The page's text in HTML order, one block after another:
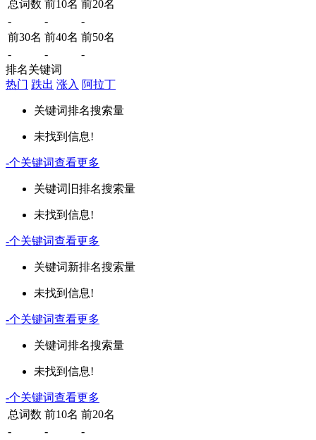
总词数 前10名 前20名
-
-
-
前30名 前40名 前50名
-
-
-
排名关键词
热门 跌出 涨入 阿拉丁
关键词排名搜索量
未找到信息!
-个关键词查看更多
关键词 旧排名搜索量
未找到信息!
-个关键词查看更多
关键词新排名搜索量
未找到信息!
-个关键词查看更多
关键词排名搜索量
未找到信息!
-个关键词查看更多
总词数 前10名 前20名
-
-
-